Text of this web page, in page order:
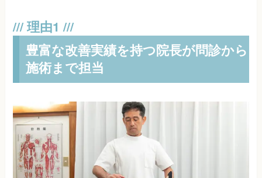
豊富な改善実績を持つ院長が問診から
施術まで担当